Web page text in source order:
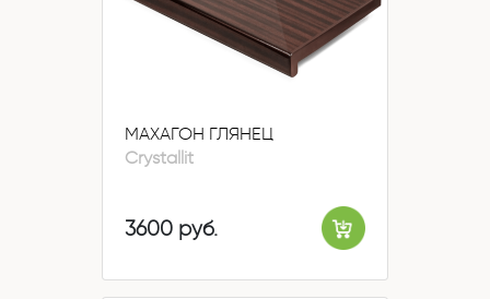
МАХАГОН ГЛЯНЕЦ
Crystallit
3600 руб.